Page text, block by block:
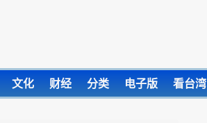
文化 财经 分类 电子版 看台湾